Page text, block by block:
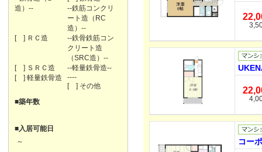
造）--
--鉄筋コンクリ
ート造（RC
造）--
[ ] ＲＣ造
--鉄骨鉄筋コン
クリート造
（SRC造）--
[ ] ＳＲＣ造
--軽量鉄骨造--
[ ] 軽量鉄骨造
----
[ ] その他
■築年数
■入居可能日
～
コー